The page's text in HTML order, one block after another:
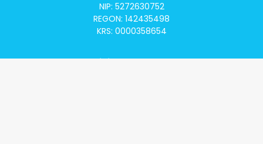
NIP: 5272630752
REGON: 142435498
KRS: 0000358654
Alivia Onkomapa